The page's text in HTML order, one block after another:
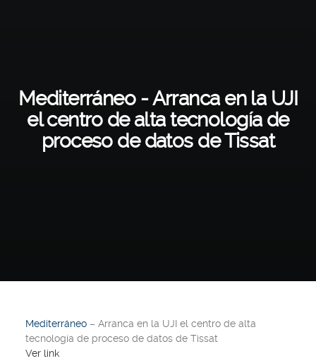
Mediterráneo - Arranca en la UJI
el centro de alta tecnología de
proceso de datos de Tissat
Mediterráneo – Arranca en la UJI el centro de alta
tecnología de proceso de datos de Tissat
Ver link